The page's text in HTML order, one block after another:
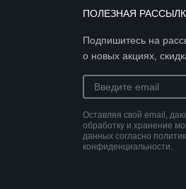
ПОЛЕЗНАЯ
Подпишитесь на
о новых акциях,
Оставляя свой email,
обработку и хранение
данных согласно
конфиденциальности.